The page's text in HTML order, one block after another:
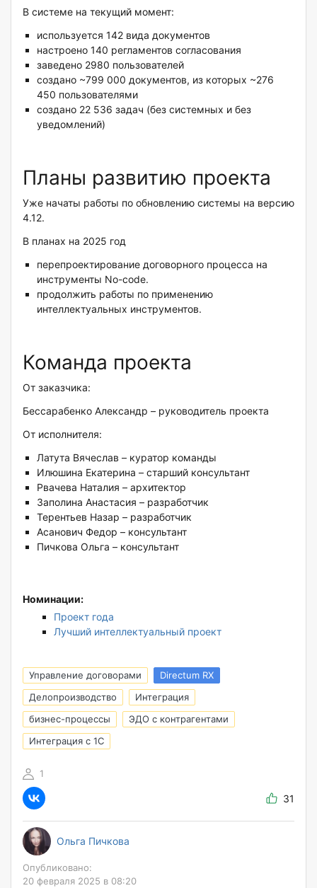
В системе на текущий момент:
используется 142 вида документов
настроено 140 регламентов согласования
заведено 2980 пользователей
создано ~799 000 документов, из которых ~276
450 пользователями
создано 22 536 задач (без системных и без
уведомлений)
Планы развитию проекта
Уже начаты работы по обновлению системы на версию
4.12.
В планах на 2025 год
перепроектирование договорного процесса на
инструменты No-code.
продолжить работы по применению
интеллектуальных инструментов.
Команда проекта
От заказчика:
Бессарабенко Александр – руководитель проекта
От исполнителя:
Латута Вячеслав – куратор команды
Илюшина Екатерина – старший консультант
Рвачева Наталия – архитектор
Заполина Анастасия – разработчик
Терентьев Назар – разработчик
Асанович Федор – консультант
Пичкова Ольга – консультант
Номинации:
Проект года
Лучший интеллектуальный проект
Управление договорами
Directum RX
Делопроизводство
Интеграция
бизнес-процессы
ЭДО с контрагентами
Интеграция с 1С
1
31
Ольга Пичкова
Опубликовано:
20 февраля 2025 в 08:20